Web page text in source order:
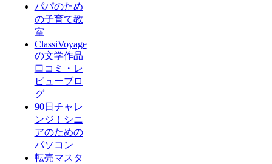
パパのため
の子育て教
室
ClassiVoyage
の文学作品
口コミ・レ
ビューブロ
グ
90日チャレ
ンジ！シニ
アのための
パソコン
転売マスタ